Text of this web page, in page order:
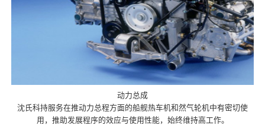
动力总成
沈氏科持服务在推动力总程方面的船舰热车机和然气轮机中有密切使
用，推助发展程序的效应与使用性能，始终维持高工作。